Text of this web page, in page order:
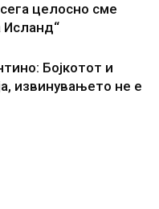
целосно сме
Исланд“
Бојкотот и
извинувањето не е